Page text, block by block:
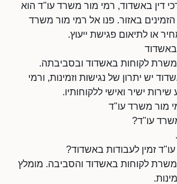
דין באשדוד, רמי מור משרד עו"ד הוא
באזור. פנו אל רמי מור משרד
או לתיאום פגישת ייעוץ.
לקוחות באשדוד ובסביבתה.
יש יתרון של נגישות וזמינות, ורמי
ישיר ואישי ללקוחותיו.
מור משרד עו"ד
עו"ד?
זמין לעבודות באשדוד?
לקוחות באשדוד והסביבה. מומלץ